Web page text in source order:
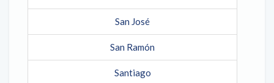
San José
San Ramón
Santiago